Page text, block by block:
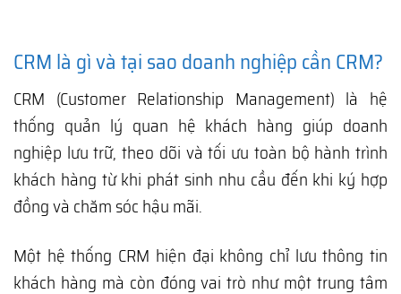
CRM là gì và tại sao doanh nghiệp cần CRM?
CRM (Customer Relationship Management) là hệ
thống quản lý quan hệ khách hàng giúp doanh
nghiệp lưu trữ, theo dõi và tối ưu toàn bộ hành trình
khách hàng từ khi phát sinh nhu cầu đến khi ký hợp
đồng và chăm sóc hậu mãi.
Một hệ thống CRM hiện đại không chỉ lưu thông tin
khách hàng mà còn đóng vai trò như một trung tâm